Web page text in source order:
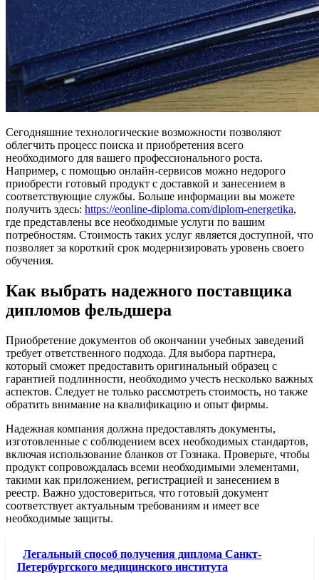
Сегодняшние технологические возможности позволяют
облегчить процесс поиска и приобретения всего
необходимого для вашего профессионального роста.
Например, с помощью онлайн-сервисов можно недорого
приобрести готовый продукт с доставкой и занесением в
соответствующие службы. Больше информации вы можете
получить здесь: https://eonline-diploma.com/diplom-energetika,
где представлены все необходимые услуги по вашим
потребностям. Стоимость таких услуг является доступной, что
позволяет за короткий срок модернизировать уровень своего
обучения.
Как выбрать надежного поставщика
дипломов фельдшера
Приобретение документов об окончании учебных заведений
требует ответственного подхода. Для выбора партнера,
который сможет предоставить оригинальный образец с
гарантией подлинности, необходимо учесть несколько важных
аспектов. Следует не только рассмотреть стоимость, но также
обратить внимание на квалификацию и опыт фирмы.
Надежная компания должна предоставлять документы,
изготовленные с соблюдением всех необходимых стандартов,
включая использование бланков от Гознака. Проверьте, чтобы
продукт сопровождалась всеми необходимыми элементами,
такими как приложением, регистрацией и занесением в
реестр. Важно удостовериться, что готовый документ
соответствует актуальным требованиям и имеет все
необходимые защиты.
Легальный способ получения диплома Санкт-
Петербургского медицинского института